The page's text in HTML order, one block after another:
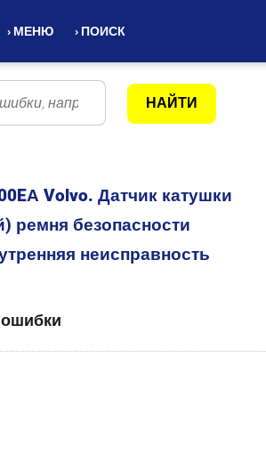
› МЕНЮ › ПОИСК
Volvo. Датчик катушки
ремня безопасности
неисправность